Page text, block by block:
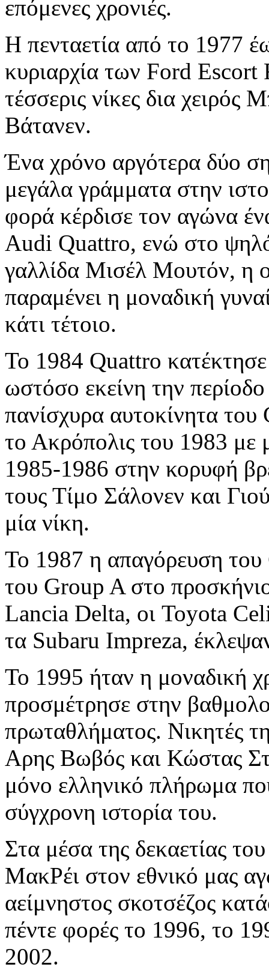
επόμενες χρονιές.
Η πενταετία από το 1977
κυριαρχία των Ford Escort
τέσσερις νίκες δια
Βάτανεν.
Ένα χρόνο αργότερα δύο
μεγάλα γράμματα στην
φορά κέρδισε τον αγώνα
Audi Quattro, ενώ στο
γαλλίδα Μισέλ Μουτόν, η
παραμένει η μοναδική
κάτι τέτοιο.
Το 1984 Quattro
ωστόσο εκείνη την
πανίσχυρα αυτοκίνητα
το Ακρόπολις του 1983 με
1985-1986 στην κορυφή
τους Τίμο Σάλονεν και
μία νίκη.
Το 1987 η απαγόρευση του
του Group A στο
Lancia Delta, οι Toyota
τα Subaru Impreza,
Το 1995 ήταν η μοναδική
προσμέτρησε στην
πρωταθλήματος. Νικητές
Αρης Βωβός και Κώστας
μόνο ελληνικό πλήρωμα
σύγχρονη ιστορία του.
Στα μέσα της δεκαετίας
ΜακΡέι στον εθνικό μας
αείμνηστος σκοτσέζος
πέντε φορές το 1996, το
2002.